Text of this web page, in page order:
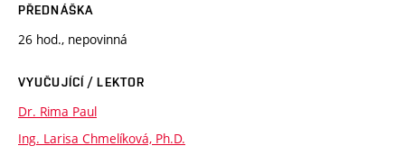
PŘEDNÁŠKA
26 hod., nepovinná
VYUČUJÍCÍ / LEKTOR
Dr. Rima Paul
Ing. Larisa Chmelíková, Ph.D.